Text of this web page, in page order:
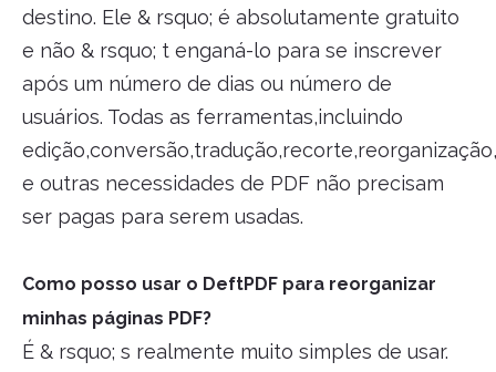
destino. Ele & rsquo; é absolutamente gratuito
e não & rsquo; t enganá-lo para se inscrever
após um número de dias ou número de
usuários. Todas as ferramentas,incluindo
e outras necessidades de PDF não precisam
ser pagas para serem usadas.
Como posso usar o DeftPDF para reorganizar
minhas páginas PDF?
É & rsquo; s realmente muito simples de usar.